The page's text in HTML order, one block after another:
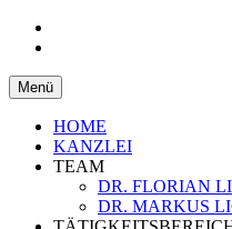
Niederbayern
Menü Zum
Inhalt
springen
HOME
KANZLEI
TEAM
DR. FLORIAN
DR. MARKUS